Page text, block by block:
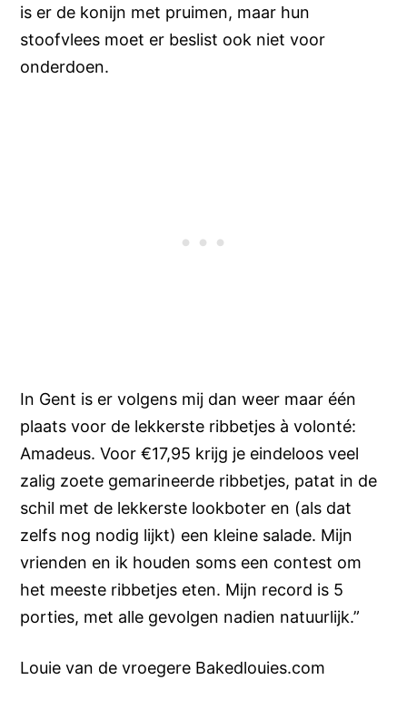
is er de konijn met pruimen, maar hun
stoofvlees moet er beslist ook niet voor
onderdoen.
In Gent is er volgens mij dan weer maar één
plaats voor de lekkerste ribbetjes à volonté:
Amadeus. Voor €17,95 krijg je eindeloos veel
zalig zoete gemarineerde ribbetjes, patat in de
schil met de lekkerste lookboter en (als dat
zelfs nog nodig lijkt) een kleine salade. Mijn
vrienden en ik houden soms een contest om
het meeste ribbetjes eten. Mijn record is 5
porties, met alle gevolgen nadien natuurlijk.”
Louie van de vroegere Bakedlouies.com